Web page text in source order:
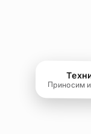
Приносим